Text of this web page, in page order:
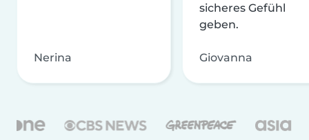
Nerina
sicheres Gefühl
geben.
Giovanna